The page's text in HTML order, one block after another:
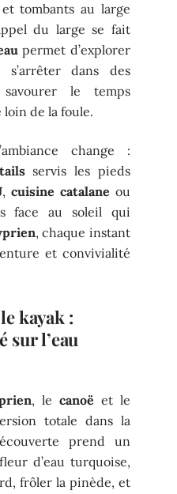
tombants au large
du large se fait
permet d’explorer
dans des
le temps
loin de la foule.
change :
servis les pieds
, cuisine catalane ou
face au soleil qui
, chaque instant
et convivialité
kayak :
sur l’eau
, le canoë et le
totale dans la
prend un
d’eau turquoise,
frôler la pinède, et